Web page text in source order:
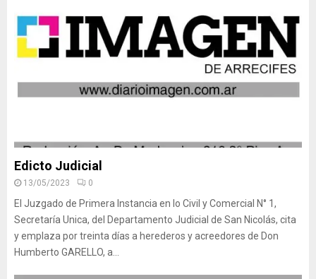
Edicto Judicial
13/05/2023 0
El Juzgado de Primera Instancia en lo Civil y Comercial N° 1,
Secretaría Unica, del Departamento Judicial de San Nicolás, cita
y emplaza por treinta días a herederos y acreedores de Don
Humberto GARELLO, a...